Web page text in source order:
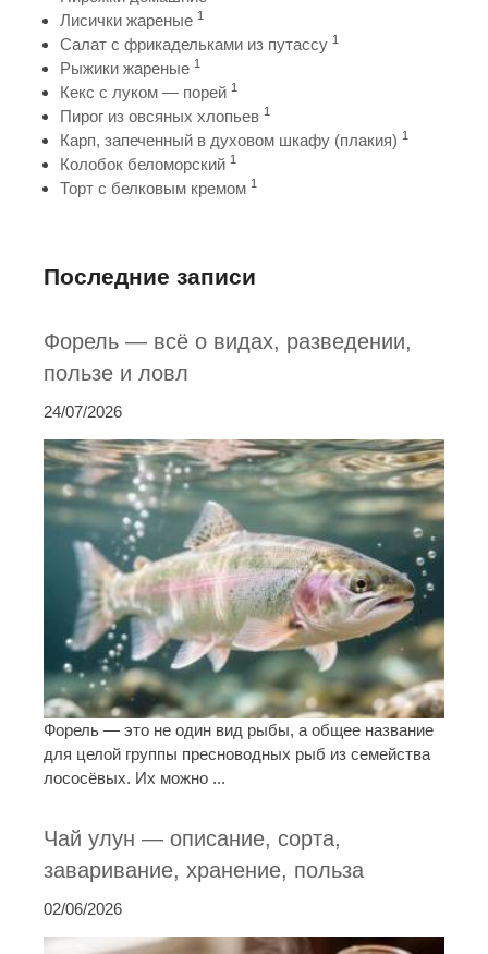
Лисички жареные 1
Салат с фрикадельками из путассу 1
Рыжики жареные 1
Кекс с луком — порей 1
Пирог из овсяных хлопьев 1
Карп, запеченный в духовом шкафу (плакия) 1
Колобок беломорский 1
Торт с белковым кремом 1
Последние записи
Форель — всё о видах, разведении,
пользе и ловл
24/07/2026
Форель — это не один вид рыбы, а общее название
для целой группы пресноводных рыб из семейства
лососёвых. Их можно ...
Чай улун — описание, сорта,
заваривание, хранение, польза
02/06/2026